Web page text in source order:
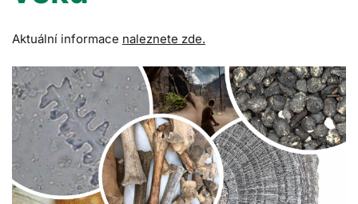
Aktuální informace naleznete zde.